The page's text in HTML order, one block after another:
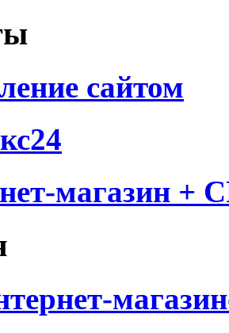
сайтом
магазин +